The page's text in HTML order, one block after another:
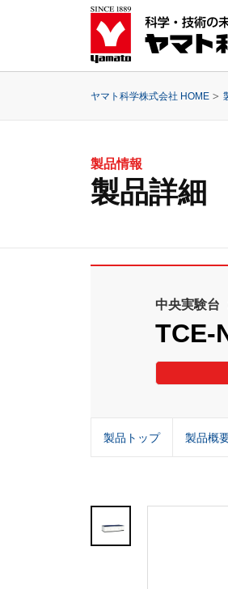
ヤマト科学株式会社 HOME
製品情報
製品詳細
中央実験台
TCE-
製品トップ 製品概